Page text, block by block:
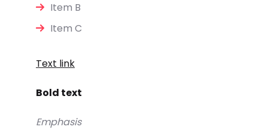
Item B
Item C
Text link
Bold text
Emphasis